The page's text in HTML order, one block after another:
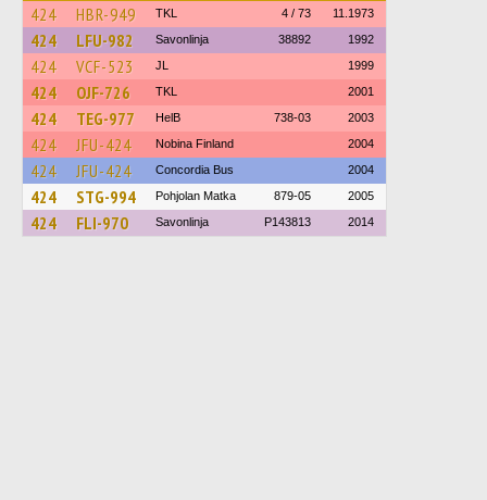
424 HBR-949 TKL 4 / 73 11.1973
424 LFU-982 Savonlinja 38892 1992
424 VCF-523 JL 1999
424 OJF-726 TKL 2001
424 TEG-977 HelB 738-03 2003
424 JFU-424 Nobina Finland 2004
424 JFU-424 Concordia Bus 2004
424 STG-994 Pohjolan Matka 879-05 2005
424 FLI-970 Savonlinja P143813 2014